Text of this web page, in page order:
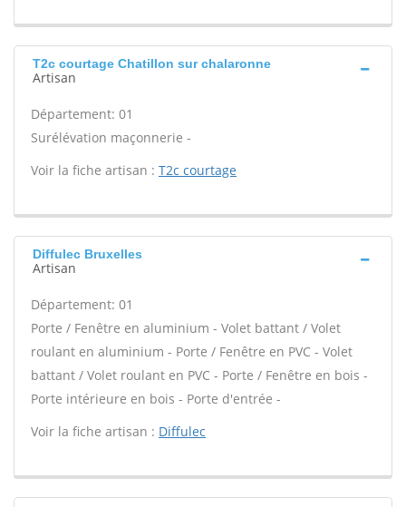
T2c courtage Chatillon sur chalaronne
Artisan
Département: 01
Surélévation maçonnerie -
Voir la fiche artisan : T2c courtage
Diffulec Bruxelles
Artisan
Département: 01
Porte / Fenêtre en aluminium - Volet battant / Volet
roulant en aluminium - Porte / Fenêtre en PVC - Volet
battant / Volet roulant en PVC - Porte / Fenêtre en bois -
Porte intérieure en bois - Porte d'entrée -
Voir la fiche artisan : Diffulec